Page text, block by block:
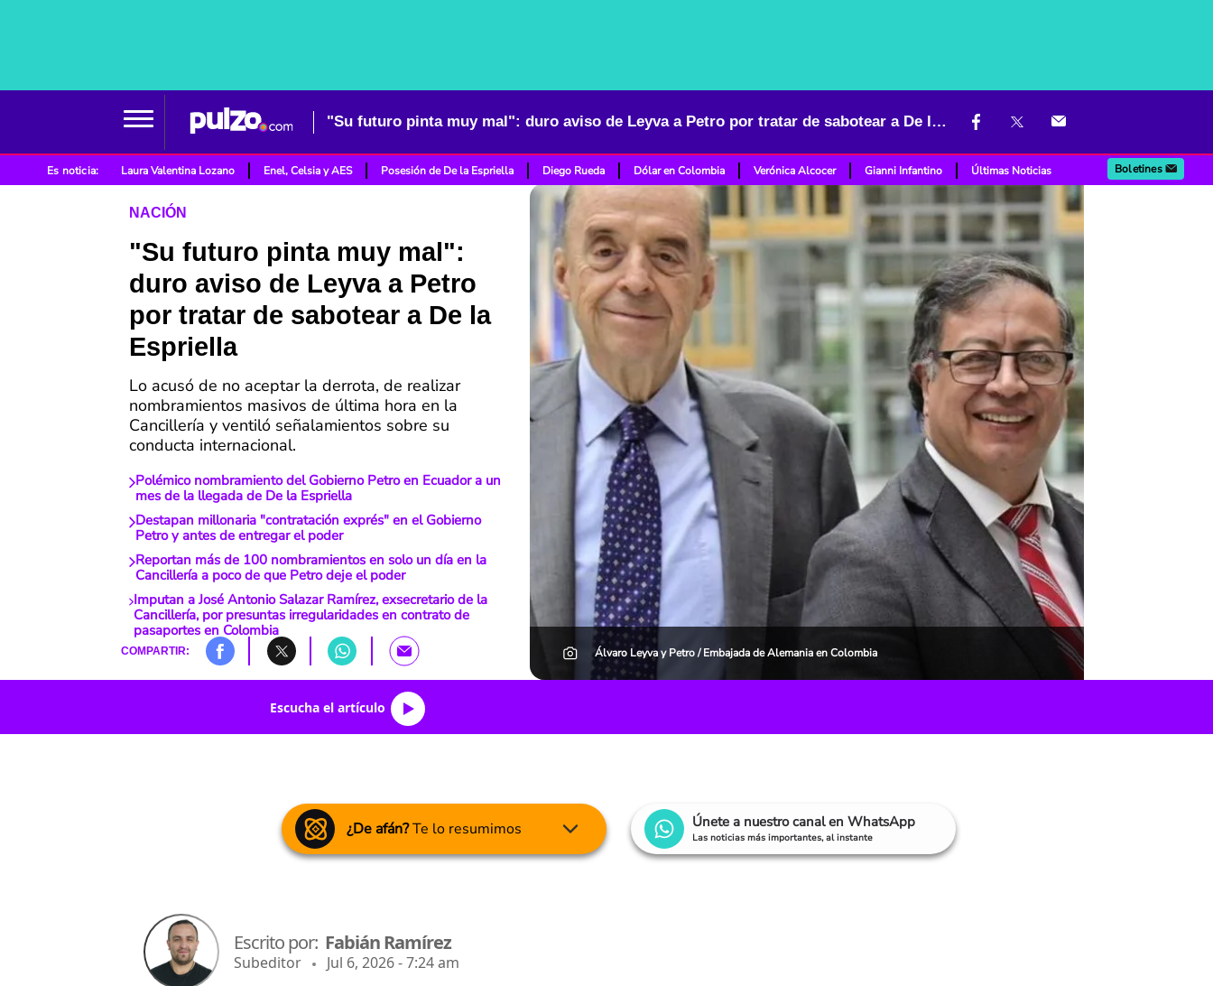
"Su futuro pinta muy mal": duro aviso de Leyva a Petro por tratar de sabotear a De la Espriella
Es noticia: Laura Valentina Lozano Enel, Celsia y AES Posesión de De la Espriella Diego Rueda Dólar en Colombia Verónica Alcocer Gianni Infantino Últimas Noticias Boletines
NACIÓN
"Su futuro pinta muy mal":
duro aviso de Leyva a Petro
por tratar de sabotear a De la
Espriella
Lo acusó de no aceptar la derrota, de realizar
nombramientos masivos de última hora en la
Cancillería y ventiló señalamientos sobre su
conducta internacional.
Polémico nombramiento del Gobierno Petro en Ecuador a un
mes de la llegada de De la Espriella
Destapan millonaria "contratación exprés" en el Gobierno
Petro y antes de entregar el poder
Reportan más de 100 nombramientos en solo un día en la
Cancillería a poco de que Petro deje el poder
Imputan a José Antonio Salazar Ramírez, exsecretario de la
Cancillería, por presuntas irregularidades en contrato de
pasaportes en Colombia
COMPARTIR: Álvaro Leyva y Petro / Embajada de Alemania en Colombia
Escucha el artículo
¿De afán?Te lo resumimos Únete a nuestro canal en WhatsApp
Las noticias más importantes, al instante
Escrito por: Fabián Ramírez
Subeditor Jul 6, 2026 - 7:24 am